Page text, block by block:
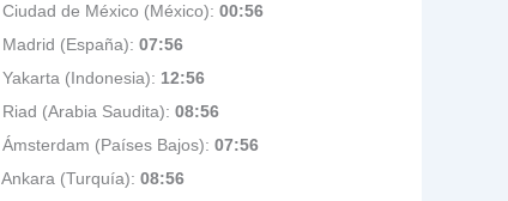
Ciudad de México (México): 00:56
Madrid (España): 07:56
Yakarta (Indonesia): 12:56
Riad (Arabia Saudita): 08:56
Ámsterdam (Países Bajos): 07:56
Ankara (Turquía): 08:56